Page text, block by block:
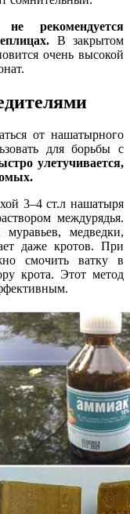
рекомендуется
В закрытом
очень высокой
от нашатырного
для борьбы с
улетучивается,
3–4 ст.л нашатыря
междурядья.
медведки,
даже кротов. При
смочить ватку в
крота. Этот метод